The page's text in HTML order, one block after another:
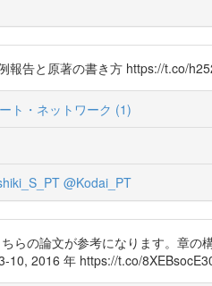
報告と原著の書き方 https://t.co/
ト・ネットワーク (1)
@Kodai_PT
の論文が参考になります。章
10, 2016 年 https://t.co/